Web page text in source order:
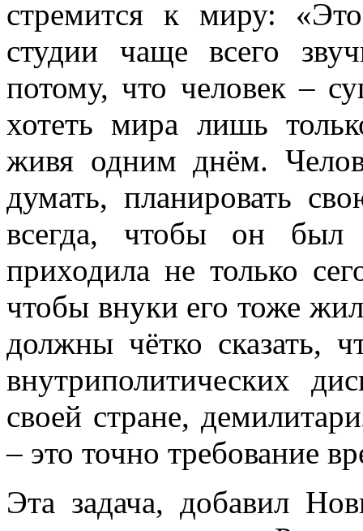
стремится к миру:
студии чаще всего
потому, что человек –
хотеть мира лишь
живя одним днём.
думать, планировать
всегда, чтобы он
приходила не только
чтобы внуки его тоже
должны чётко сказать,
внутриполитических
своей стране,
– это точно требование
Эта задача, добавил